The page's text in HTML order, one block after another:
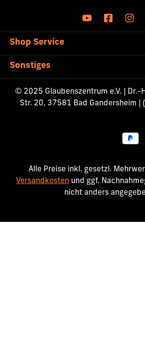
Shop Service
Sonstiges
© 2025 Glaubenszentrum e.V. | Dr.-
Str. 20, 37581 Bad Gandersheim
Alle Preise inkl. gesetzl.
Versandkosten und ggf.
nicht anders